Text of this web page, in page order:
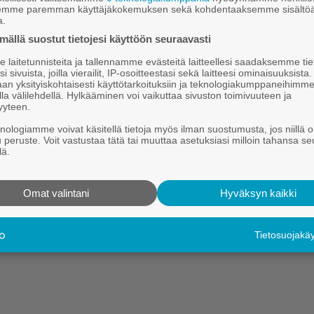
Sunetin valokuituverkkoa.
7.00
va­lo­kui­tua li­sää
Oy:n eli Su­ne­tin verk­ko kat­taa tänä päi­vä­nä
ke­sä­nä verk­koa laa­jen­ne­taan.
Tilaa digitaalinen lehti tutustumistarjouksena kahdeksi
Kirjaudu Tilaa digilehti
paremman käyttäjäkokemuksen sekä kohdentaaksemme
suostut tietojesi käyttöön seuraavasti
laitetunnisteita ja tallennamme evästeitä laitteellesi saadaksemme
sivuista, joilla vierailit, IP-osoitteestasi sekä laitteesi
yksityiskohtaisesti käyttötarkoituksiin ja teknologiakumppaneihimme
välilehdellä. Hylkääminen voi vaikuttaa sivuston toimivuuteen ja
voivat käsitellä tietoja myös ilman suostumusta, jos niillä
peruste. Voit vastustaa tätä tai muuttaa asetuksiasi milloin tahansa
Hyväksyn kaikki
Omat valintani